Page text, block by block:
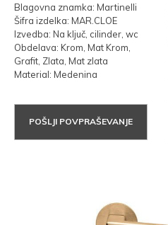
Blagovna znamka: Martinelli
Šifra izdelka: MAR.CLOE
Izvedba: Na ključ, cilinder, wc
Obdelava: Krom, Mat Krom,
Grafit, Zlata, Mat zlata
Material: Medenina
POŠLJI POVPRAŠEVANJE